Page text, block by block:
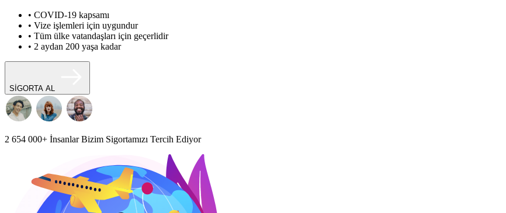
• COVID-19 kapsamı
• Vize işlemleri için uygundur
• Tüm ülke vatandaşları için geçerlidir
• 2 aydan 200 yaşa kadar
SİGORTA AL
2 654 000+ İnsanlar Bizim Sigortamızı Tercih Ediyor